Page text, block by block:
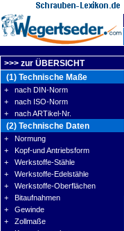
>>> zur ÜBERSICHT
(1) Technische Maße
+ nach DIN-Norm
+ nach ISO-Norm
+ nach ARTikel-Nr.
(2) Technische Daten
+ Normung
+ Kopf-und Antriebsform
+ Werkstoffe-Stähle
+ Werkstoffe-Edelstähle
+ Werkstoffe-Oberflächen
+ Bitaufnahmen
+ Gewinde
+ Zollmaße